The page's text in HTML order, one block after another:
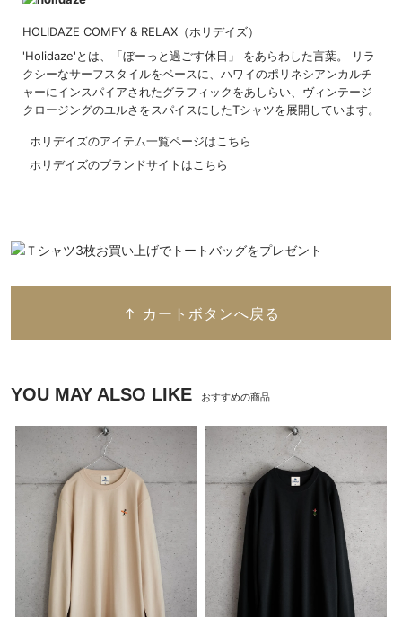
HOLIDAZE COMFY & RELAX（ホリデイズ）
'Holidaze'とは、「ぼーっと過ごす休日」 をあらわした言葉。 リラ
クシーなサーフスタイルをベースに、ハワイのポリネシアンカルチ
ャーにインスパイアされたグラフィックをあしらい、ヴィンテージ
クロージングのユルさをスパイスにしたTシャツを展開しています。
ホリデイズのアイテム一覧ページはこちら
ホリデイズのブランドサイトはこちら
↑ カートボタンへ戻る
YOU MAY ALSO LIKE おすすめの商品